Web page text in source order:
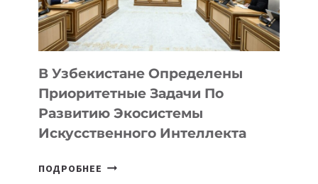
В Узбекистане Определены
Приоритетные Задачи По
Развитию Экосистемы
Искусственного Интеллекта
ПОДРОБНЕЕ В